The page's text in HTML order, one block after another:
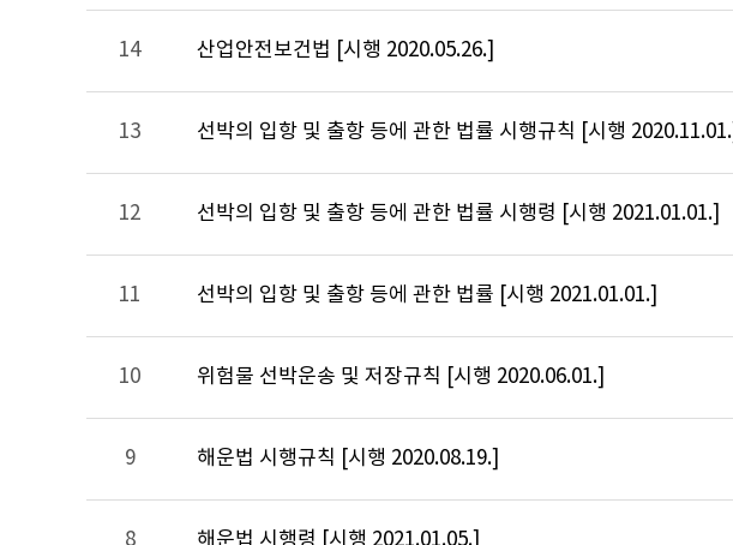
14 산업안전보건법 [시행 2020.05.26.]
13 선박의 입항 및 출항 등에 관한 법률 시행규칙 [시행 2020.11.01.]
12 선박의 입항 및 출항 등에 관한 법률 시행령 [시행 2021.01.01.]
11 선박의 입항 및 출항 등에 관한 법률 [시행 2021.01.01.]
10 위험물 선박운송 및 저장규칙 [시행 2020.06.01.]
9 해운법 시행규칙 [시행 2020.08.19.]
8 해운법 시행령 [시행 2021.01.05.]